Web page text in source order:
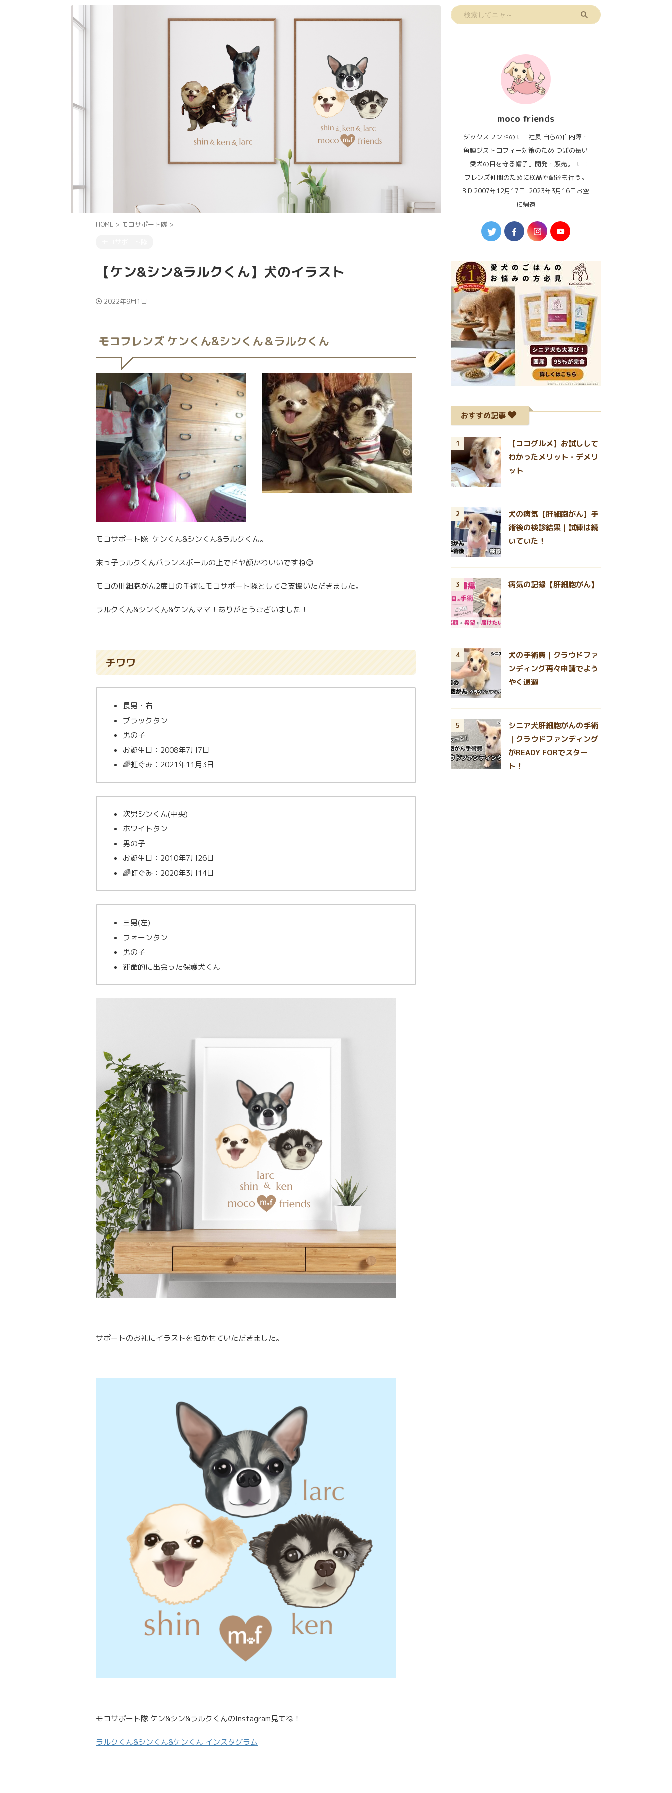
HOME > モコサポート隊 >
【ケン&シン&ラルクくん】犬のイラスト
2022年9月1日
モコフレンズ ケンくん&シンくん＆ラルクくん
モコサポート隊 ケンくん&シンくん&ラルクくん。
末っ子ラルクくんバランスボールの上でドヤ顔かわいいですね😊
モコの肝細胞がん2度目の手術にモコサポート隊としてご支援いただきました。
ラルクくん&シンくん&ケンんママ！ありがとうございました！
チワワ
長男・右
ブラックタン
男の子
お誕生日：2008年7月7日
🌈虹ぐみ：2021年11月3日
次男シンくん(中央)
ホワイトタン
男の子
お誕生日：2010年7月26日
🌈虹ぐみ：2020年3月14日
三男(左)
フォーンタン
男の子
運命的に出会った保護犬くん
サポートのお礼にイラストを描かせていただきました。
モコサポート隊 ケン&シン&ラルクくんのInstagram見てね！
ラルクくん&シンくん&ケンくん インスタグラム
moco friends
ダックスフンドのモコ社長 自らの白内障・
角膜ジストロフィー対策のため つばの長い
「愛犬の目を守る帽子」開発・販売。 モコ
フレンズ仲間のために検品や配達も行う。
B.D 2007年12月17日_2023年3月16日お空
に帰還
おすすめ記事
1
【ココグルメ】お試しして
わかったメリット・デメリ
ット
2
犬の病気【肝細胞がん】手
術後の検診結果｜試練は続
いていた！
3 病気の記録【肝細胞がん】
4
犬の手術費｜クラウドファ
ンディング再々申請でよう
やく通過
5
シニア犬肝細胞がんの手術
｜クラウドファンディング
がREADY FORでスター
ト！